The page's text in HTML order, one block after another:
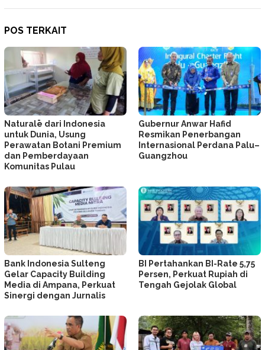
POS TERKAIT
Naturalē dari Indonesia
untuk Dunia, Usung
Perawatan Botani Premium
dan Pemberdayaan
Komunitas Pulau
Gubernur Anwar Hafid
Resmikan Penerbangan
Internasional Perdana Palu–
Guangzhou
Bank Indonesia Sulteng
Gelar Capacity Building
Media di Ampana, Perkuat
Sinergi dengan Jurnalis
BI Pertahankan BI-Rate 5,75
Persen, Perkuat Rupiah di
Tengah Gejolak Global